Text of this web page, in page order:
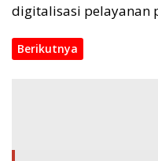
digitalisasi pelayanan
Berikutnya